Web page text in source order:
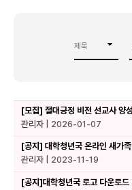
관리자 | 2026-01-07
[공지] 대학청년국 온라인 새가족
관리자 | 2023-11-19
[공지]대학청년국 로고 다운로드